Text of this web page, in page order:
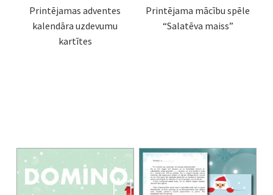
Printējamas adventes
kalendāra uzdevumu
kartītes
Printējama mācību spēle
“Salatēva maiss”